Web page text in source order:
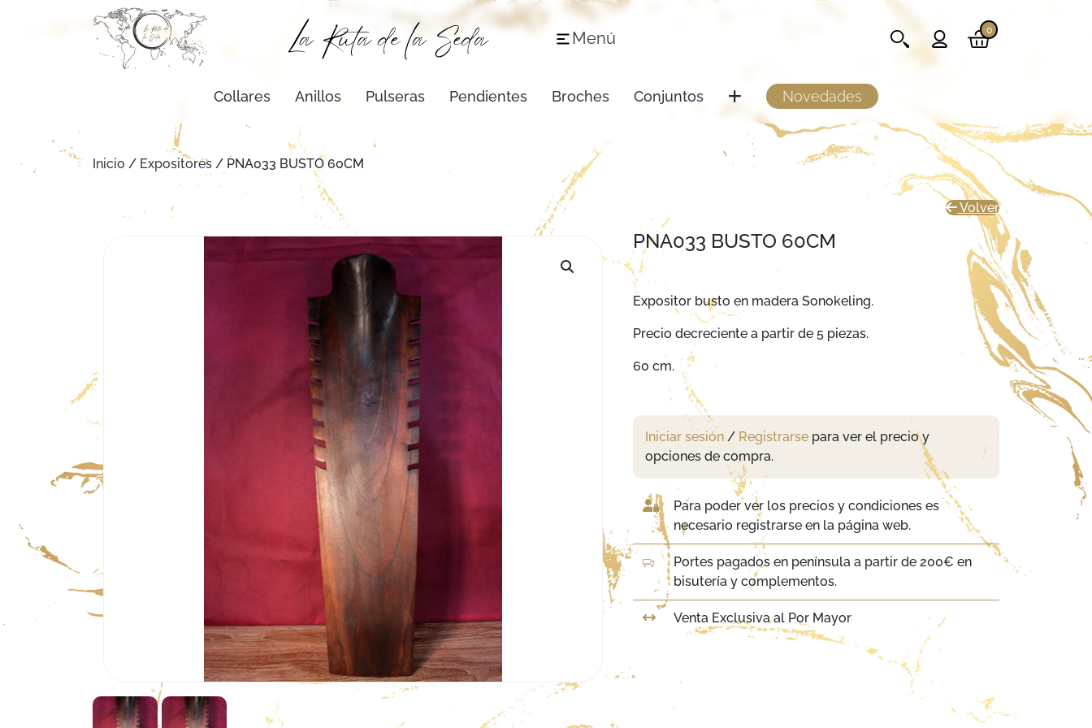
Menú 0
Collares Anillos Pulseras Pendientes Broches Conjuntos Novedades
Inicio / Expositores / PNA033 BUSTO 60CM
Volver
PNA033 BUSTO 60CM
Expositor busto en madera Sonokeling.
Precio decreciente a partir de 5 piezas.
60 cm.
Iniciar sesión/ Registrarse para ver el precio y
opciones de compra.
Para poder ver los precios y condiciones es
necesario registrarse en la página web.
Portes pagados en península a partir de 200€ en
bisutería y complementos.
Venta Exclusiva al Por Mayor